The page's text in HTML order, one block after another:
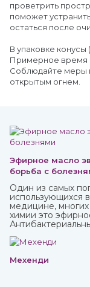
проветрить
поможет
остаться после
В упаковке конусы
Примерное время
Соблюдайте меры
открытым огнем.
Эфирное масло
борьба с
Один из самых
использующихся
медицине,
химии это
известен очень
Мехенди